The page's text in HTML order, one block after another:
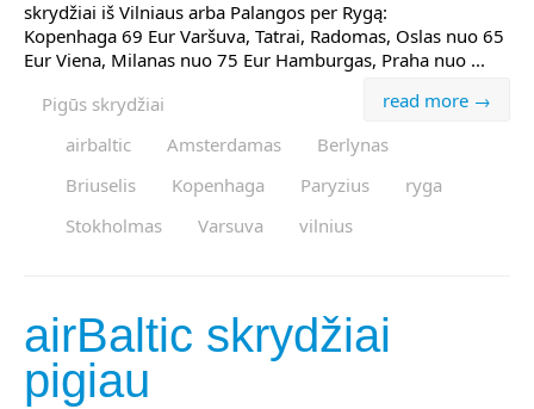
skrydžiai iš Vilniaus arba Palangos per Rygą:
Kopenhaga 69 Eur Varšuva, Tatrai, Radomas, Oslas nuo 65
Eur Viena, Milanas nuo 75 Eur Hamburgas, Praha nuo ...
read more →
Pigūs skrydžiai
airbaltic
Amsterdamas
Berlynas
Briuselis
Kopenhaga Paryzius
ryga
Stokholmas
Varsuva vilnius
airBaltic skrydžiai
pigiau